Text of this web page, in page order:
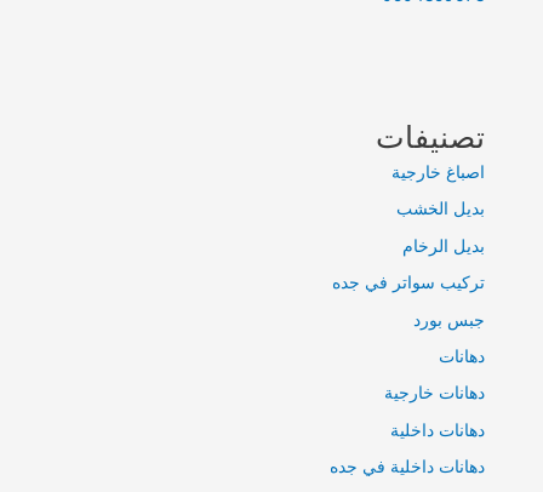
تصنيفات
اصباغ خارجية
بديل الخشب
بديل الرخام
تركيب سواتر في جده
جبس بورد
دهانات
دهانات خارجية
دهانات داخلية
دهانات داخلية في جده